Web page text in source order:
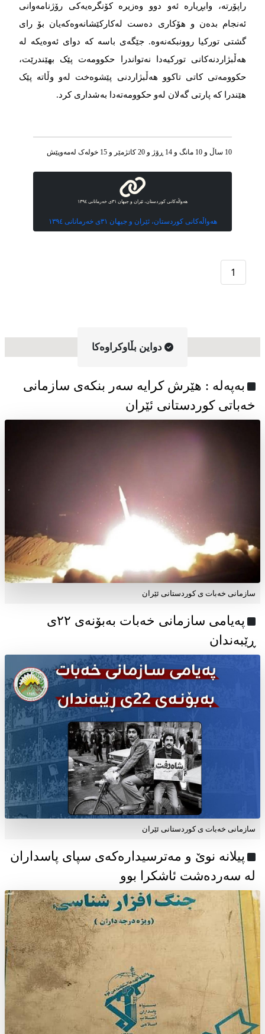
راپۆرتە، وابڕیارە ئەو دوو وەزیرە کۆنگرەیەکی رۆژنامەوانی
ئەنجام بدەن و هۆکاری دەست لەکارکێشانەوەکەیان بۆ رای
گشتی تورکیا روونبکەنەوە. جێگەی باسە کە دوای ئەوەیکە لە
هەڵبژاردنەکانی تورکیەدا نەتواندرا حکوومەت پێک بهێندرێت،
حکوومەتی کاتی تاکوو هەڵبژاردنی پێشوەخت لەو وڵاتە پێک
هێندرا کە پارتی گەلان لەو حکوومەتەدا بەشداری کرد.
10 ساڵ و 10 مانگ و 14 ڕۆژ و 20 کاتژمێر و 15 خوله‌ک له‌مه‌وپێش‌
هەواڵەکانی کوردستان، ئێران و جیهان ٣١ی خەرمانانی ١٣٩٤
هەواڵەکانی کوردستان، ئێران و جیهان ٣١ی خەرمانانی ١٣٩٤
1
دواین بڵاوکراوه‌کا
به‌په‌له‌ : هێرش کرایە سەر بنکەی سازمانی
خەباتی کوردستانی ئێران
سازمانی خەبات ی کوردستانی ئێران
پەیامی سازمانی خەبات بەبۆنەی ۲۲ی
ڕێبەندان
سازمانی خەبات ی كوردستانی ئێران
پیلانە نوێ و مەترسیدارەکەی سپای پاسداران
لە سەردەشت ئاشکرا بوو